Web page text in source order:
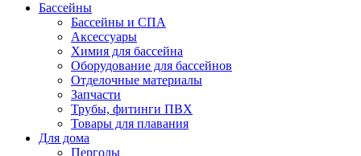
Бассейны
Бассейны и СПА
Аксессуары
Химия для бассейна
Оборудование для бассейнов
Отделочные материалы
Запчасти
Трубы, фитинги ПВХ
Товары для плавания
Для дома
Перголы